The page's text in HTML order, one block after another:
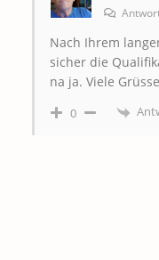
Nach Ihrem
sicher die
na ja. Viele
0